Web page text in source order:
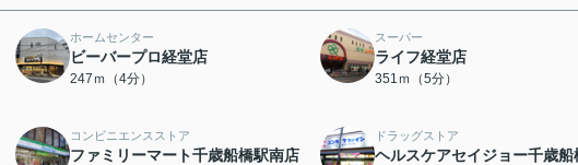
ホームセンター
ビーバープロ経堂店
247ｍ（4分）
スーパー
ライフ経堂店
351ｍ（5分）
コンビニエンスストア
ファミリーマート千歳船橋駅南店
ドラッグストア
ヘルスケアセイジョー千歳船